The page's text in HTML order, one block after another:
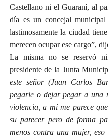
Castellano ni el Guaraní, al
día es un concejal
lastimosamente la ciudad
merecen ocupar ese cargo”,
La misma no se reservó
presidente de la Junta
este señor (Juan Carlos
pegarle o dejar pegar a una
violencia, a mí me parece
su parecer pero de forma
menos contra una mujer,